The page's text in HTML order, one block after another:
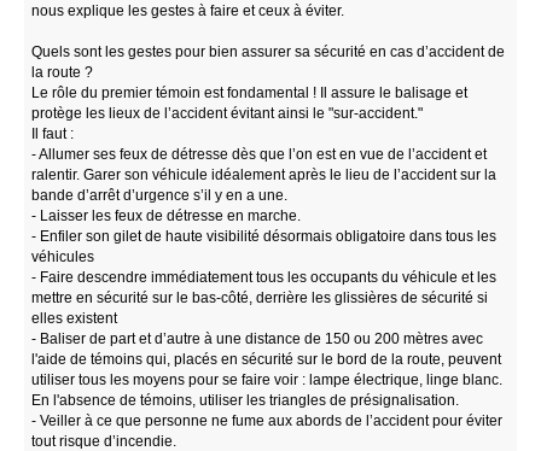
nous explique les gestes à faire et ceux à éviter.
Quels sont les gestes pour bien assurer sa sécurité en cas d’accident de
la route ?
Le rôle du premier témoin est fondamental ! Il assure le balisage et
protège les lieux de l’accident évitant ainsi le "sur-accident."
Il faut :
- Allumer ses feux de détresse dès que l’on est en vue de l’accident et
ralentir. Garer son véhicule idéalement après le lieu de l’accident sur la
bande d’arrêt d’urgence s’il y en a une.
- Laisser les feux de détresse en marche.
- Enfiler son gilet de haute visibilité désormais obligatoire dans tous les
véhicules
- Faire descendre immédiatement tous les occupants du véhicule et les
mettre en sécurité sur le bas-côté, derrière les glissières de sécurité si
elles existent
- Baliser de part et d’autre à une distance de 150 ou 200 mètres avec
l'aide de témoins qui, placés en sécurité sur le bord de la route, peuvent
utiliser tous les moyens pour se faire voir : lampe électrique, linge blanc.
En l'absence de témoins, utiliser les triangles de présignalisation.
- Veiller à ce que personne ne fume aux abords de l’accident pour éviter
tout risque d’incendie.